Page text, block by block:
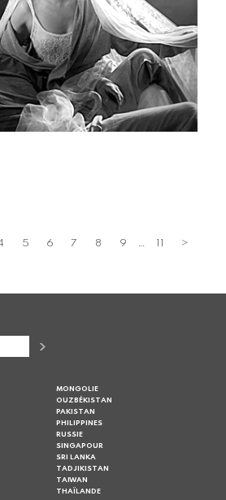
5 6 7 8 9 … 11 >
MONGOLIE
OUZBÉKISTAN
PAKISTAN
PHILIPPINES
RUSSIE
SINGAPOUR
SRI LANKA
TADJIKISTAN
TAIWAN
THAÏLANDE